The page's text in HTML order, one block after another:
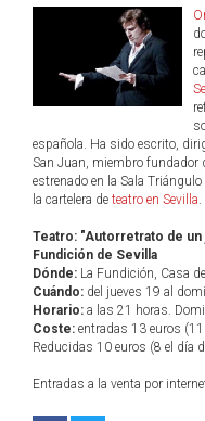
española. Ha sido escrito,
San Juan, miembro fundador
estrenado en la Sala
la cartelera de teatro en Sevilla.
Teatro: "Autorretrato de
Fundición de Sevilla
Dónde: La Fundición, Casa
Cuándo: del jueves 19 al
Horario: a las 21 horas.
Coste: entradas 13 euros
Reducidas 10 euros (8 el día
Entradas a la venta por